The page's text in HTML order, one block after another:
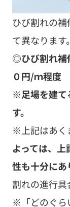
ひび割れの
て異なります。
◎ひび割れ補
０円/ｍ程度
※足場を建て
す。
※上記はあく
よっては、
性も十分にあ
割れの進行具
※「どのぐら